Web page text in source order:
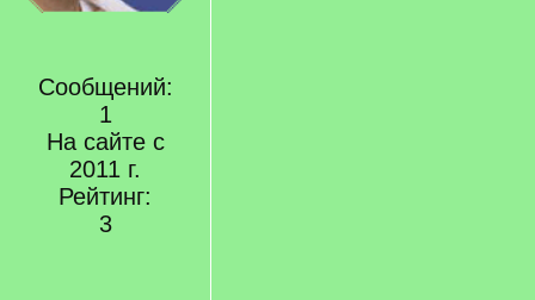
Сообщений:
1
На сайте с
2011 г.
Рейтинг:
3